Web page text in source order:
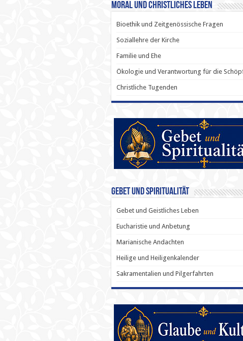
Moral und Christliches Leben
Bioethik und Zeitgenössische Fragen
Soziallehre der Kirche
Familie und Ehe
Ökologie und Verantwortung für die
Christliche Tugenden
Gebet und Spiritualität
Gebet und Geistliches Leben
Eucharistie und Anbetung
Marianische Andachten
Heilige und Heiligenkalender
Sakramentalien und Pilgerfahrten